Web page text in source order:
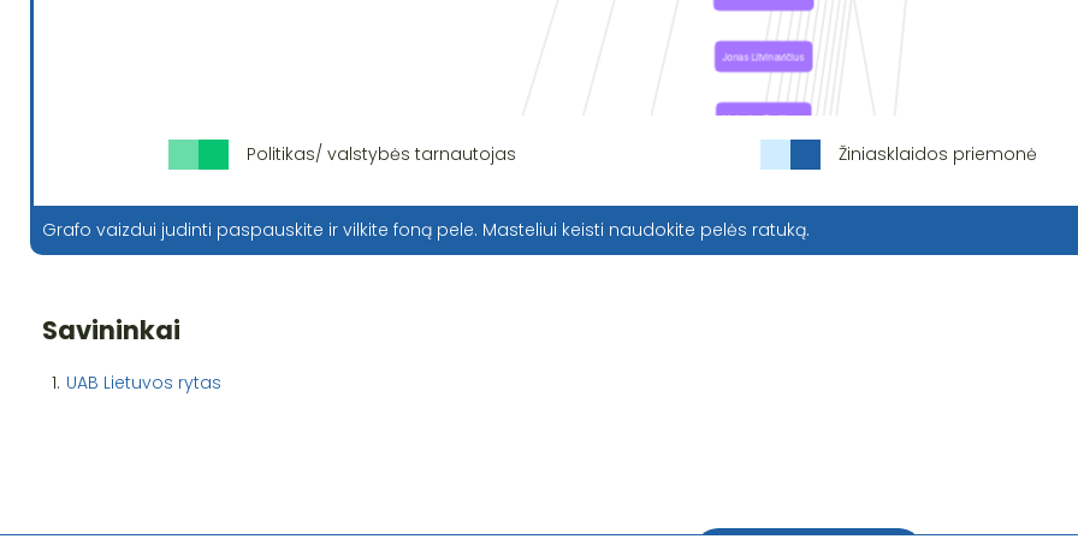
Politikas/ valstybės tarnautojas Žiniasklaidos priemonė
Grafo vaizdui judinti paspauskite ir vilkite foną pele. Masteliui keisti naudokite pelės ratuką.
Savininkai
1. UAB Lietuvos rytas